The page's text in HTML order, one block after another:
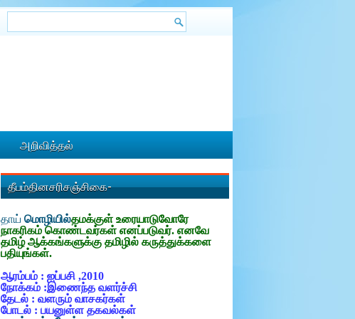
அறிவித்தல்
தீபம்தினசரிசஞ்சிகை-
தாய் மொழியில்தமக்குள் உரையாடுவோரே
நாகரிகம் கொண்டவர்கள் எனப்படுவர். எனவே
தமிழ் ஆக்கங்களுக்கு தமிழில் கருத்துக்களை
பதியுங்கள்.
ஆரம்பம் : ஐப்பசி ,2010
நோக்கம் :இணைந்த வளர்ச்சி
தேடல் : வளரும் வாசகர்கள்
போடல் : பயனுள்ள தகவல்கள்